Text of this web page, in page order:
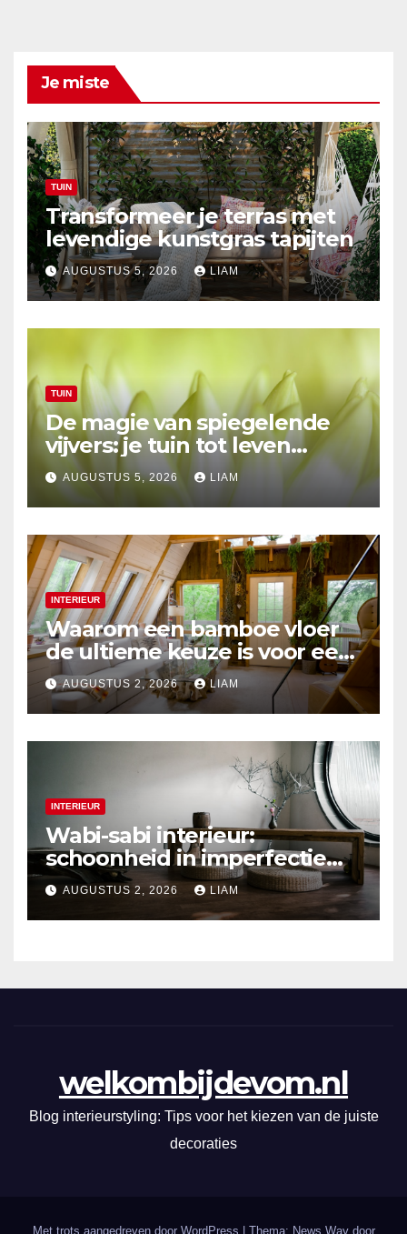
Je miste
TUIN
Transformeer je terras met
levendige kunstgras tapijten
AUGUSTUS 5, 2026 LIAM
TUIN
De magie van spiegelende
vijvers: je tuin tot leven
brengen
AUGUSTUS 5, 2026 LIAM
INTERIEUR
Waarom een bamboe vloer
de ultieme keuze is voor een
duurzaam interieur
AUGUSTUS 2, 2026 LIAM
INTERIEUR
Wabi-sabi interieur:
schoonheid in imperfectie
ontdekken
AUGUSTUS 2, 2026 LIAM
welkombijdevom.nl
Blog interieurstyling: Tips voor het kiezen van de juiste
decoraties
Met trots aangedreven door WordPress | Thema: News Way door